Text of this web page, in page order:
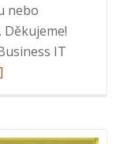
nebo
IT